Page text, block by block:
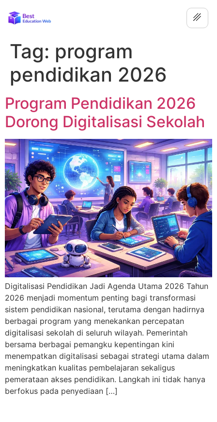
Tag: program
pendidikan 2026
Program Pendidikan 2026
Dorong Digitalisasi Sekolah
Digitalisasi Pendidikan Jadi Agenda Utama 2026 Tahun
2026 menjadi momentum penting bagi transformasi
sistem pendidikan nasional, terutama dengan hadirnya
berbagai program yang menekankan percepatan
digitalisasi sekolah di seluruh wilayah. Pemerintah
bersama berbagai pemangku kepentingan kini
menempatkan digitalisasi sebagai strategi utama dalam
meningkatkan kualitas pembelajaran sekaligus
pemerataan akses pendidikan. Langkah ini tidak hanya
berfokus pada penyediaan […]